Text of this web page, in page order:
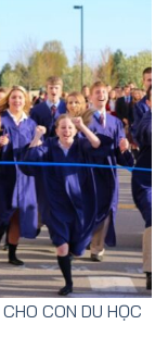
CON DU HỌC